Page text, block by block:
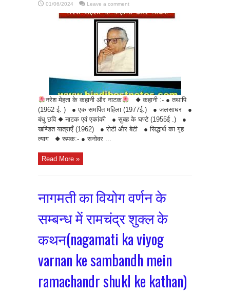
01/06/2024 Leave a comment
नरेश मेहता के कहानी और नाटक
◆ कहानी :- ● तथापि
(1962 ई. ) ● एक समर्पित महिला (1977ई.) ● जलसाघर ●
बंधु छवि ◆ नाटक एवं एकांकी ● सुबह के घण्टे (1955ई .) ●
खण्डित यात्राएँ (1962) ● रोटी और बेटी ● सिद्धार्थ का गृह
त्याग ◆ रूपक:- ● सनोवर ...
Read More »
नागमती का वियोग वर्णन के
सम्बन्ध में रामचंद्र शुक्ल के
कथन(nagamati ka viyog
varnan ke sambandh mein
ramachandr shukl ke kathan)